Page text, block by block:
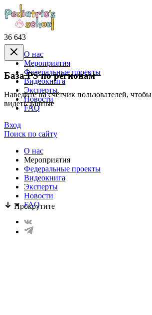
36 643
База PS по регионам
Наведите на счётчик пользователей, чтобы
видеть данные
Прокрутите
О нас
Mероприятия
Федеральные проекты
Видеокнига
Эксперты
Новости
FAQ
Вход
Поиск по сайту
О нас
Mероприятия
Федеральные проекты
Видеокнига
Эксперты
Новости
FAQ